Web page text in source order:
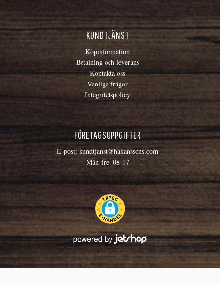
KUNDTJÄNST
Köpinformation
Betalning och leverans
Kontakta oss
Vanliga frågor
Integritetspolicy
FÖRETAGSUPPGIFTER
E-post: kundtjanst@hakanssons.com
Mån-fre: 08-17